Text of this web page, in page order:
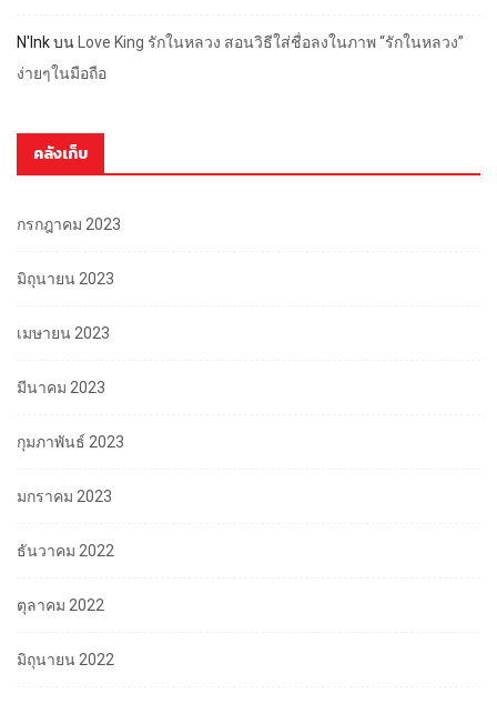
N'Inkบน
Love King รักในหลวง สอนวิธีใส่ชื่อลงในภาพ “รักในหลวง”
ง่ายๆในมือถือ
คลังเก็บ
กรกฎาคม 2023
มิถุนายน 2023
เมษายน 2023
มีนาคม 2023
กุมภาพันธ์ 2023
มกราคม 2023
ธันวาคม 2022
ตุลาคม 2022
มิถุนายน 2022